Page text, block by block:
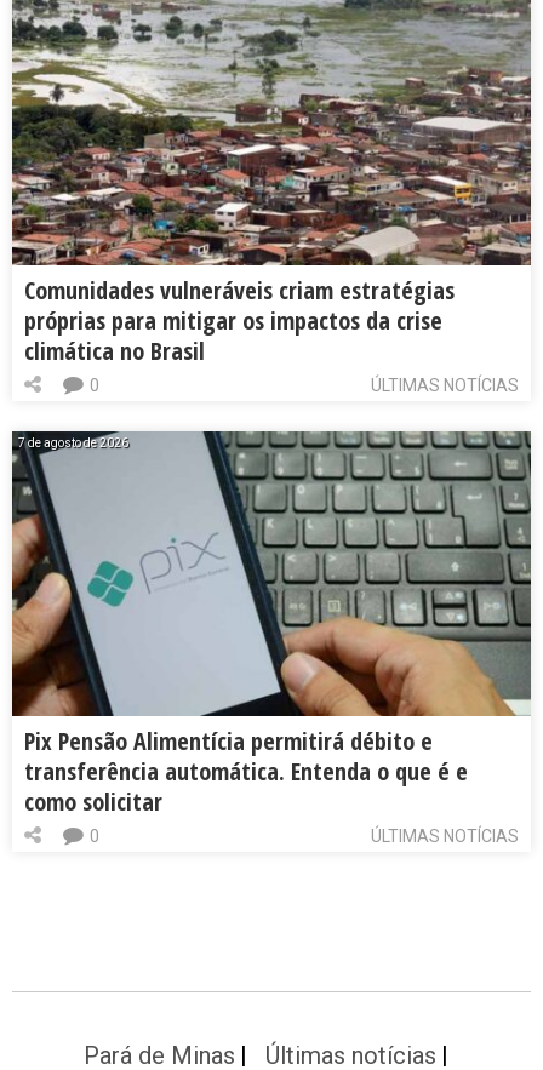
Comunidades vulneráveis criam estratégias
próprias para mitigar os impactos da crise
climática no Brasil
ÚLTIMAS NOTÍCIAS
0
7 de agosto de 2026
Pix Pensão Alimentícia permitirá débito e
transferência automática. Entenda o que é e
como solicitar
ÚLTIMAS NOTÍCIAS
0
Pará de Minas Últimas notícias